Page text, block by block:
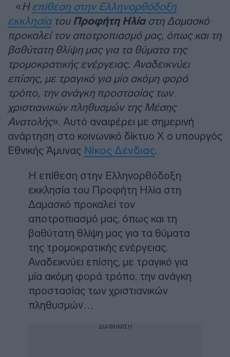
«Ηεπίθεση στην Ελληνορθόδοξη
εκκλησίατου Προφήτη Ηλίαστη Δαμασκό
προκαλεί τον αποτροπιασμό μας, όπως και τη
βαθύτατη θλίψη μας για τα θύματα της
τρομοκρατικής ενέργειας. Αναδεικνύει
επίσης, με τραγικό για μία ακόμη φορά
τρόπο, την ανάγκη προστασίας των
χριστιανικών πληθυσμών της Μέσης
Ανατολής». Αυτό αναφέρει με σημερινή
ανάρτηση στο κοινωνικό δίκτυο Χ ο υπουργός
Εθνικής Άμυνας Νίκος Δένδιας.
Η επίθεση στην Ελληνορθόδοξη
εκκλησία του Προφήτη Ηλία στη
Δαμασκό προκαλεί τον
αποτροπιασμό μας, όπως και τη
βαθύτατη θλίψη μας για τα θύματα
της τρομοκρατικής ενέργειας.
Αναδεικνύει επίσης, με τραγικό για
μία ακόμη φορά τρόπο, την ανάγκη
προστασίας των χριστιανικών
πληθυσμών…
ΔΙΑΦΗΜΙΣΗ